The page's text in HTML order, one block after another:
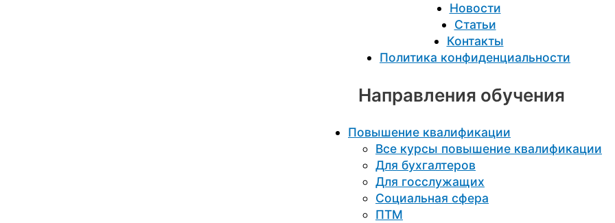
Новости
Статьи
Контакты
Политика конфиденциальности
Направления обучения
Повышение квалификации
Все курсы повышение квалификации
Для бухгалтеров
Для госслужащих
Социальная сфера
ПТМ